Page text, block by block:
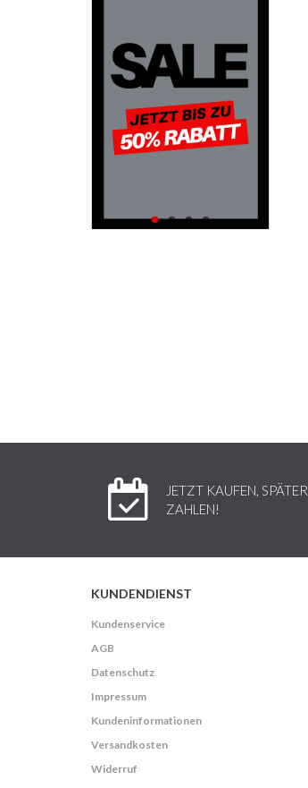
JETZT KAUFEN, SPÄTER
ZAHLEN!
KUNDENDIENST
Kundenservice
AGB
Datenschutz
Impressum
Kundeninformationen
Versandkosten
Widerruf